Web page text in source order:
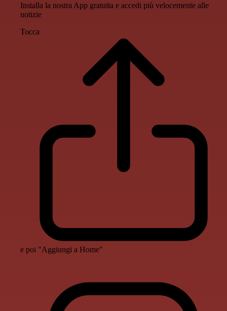
Installa la nostra App gratuita e accedi più velocemente alle
notizie
Tocca
e poi "Aggiungi a Home"